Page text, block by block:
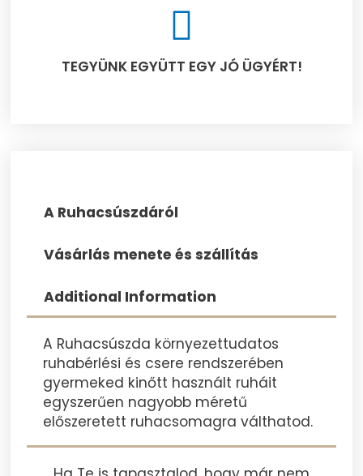
TEGYÜNK EGYÜTT EGY JÓ ÜGYÉRT!​
A Ruhacsúszdáról
Vásárlás menete és szállítás
Additional Information
A Ruhacsúszda környezettudatos
ruhabérlési és csere rendszerében
gyermeked kinőtt használt ruháit
egyszerűen nagyobb méretű
előszeretett ruhacsomagra válthatod.